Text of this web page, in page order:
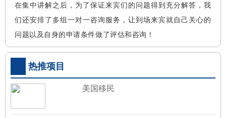
在集中讲解之后，为了保证来宾们的问题得到充分解答，我
们还安排了多组一对一咨询服务，让到场来宾就自己关心的
问题以及自身的申请条件做了评估和咨询！
热推项目
美国移民